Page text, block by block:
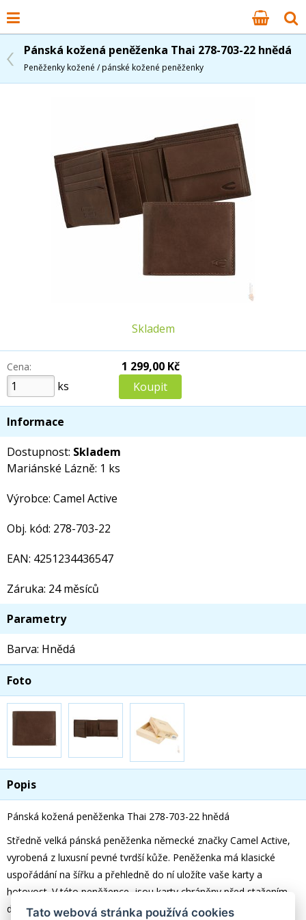
Pánská kožená peněženka Thai 278-703-22 hnědá
Peněženky kožené / pánské kožené peněženky
Skladem
Cena:
ks
1 299,00 Kč
Informace
Dostupnost: Skladem
Mariánské Lázně: 1 ks
Výrobce: Camel Active
Obj. kód: 278-703-22
EAN: 4251234436547
Záruka: 24 měsíců
Parametry
Barva: Hnědá
Foto
Popis
Pánská kožená peněženka Thai 278-703-22 hnědá
Středně velká pánská peněženka německé značky Camel Active,
vyrobená z luxusní pevné tvrdší kůže. Peněženka má klasické
uspořádání na šířku a přehledně do ní uložíte vaše karty a
hotovost. V této peněžence jsou karty chráněny před stažením
dat RFID technologií.
Tato webová stránka používá cookies